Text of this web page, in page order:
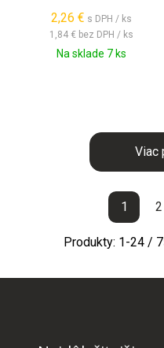
2,26 € s DPH / ks
1,84 € bez DPH / ks
Na sklade 7 ks
Viac
1 2
Produkty: 1-24/